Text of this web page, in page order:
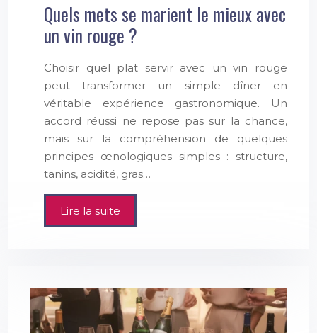
Quels mets se marient le mieux avec
un vin rouge ?
Choisir quel plat servir avec un vin rouge
peut transformer un simple dîner en
véritable expérience gastronomique. Un
accord réussi ne repose pas sur la chance,
mais sur la compréhension de quelques
principes œnologiques simples : structure,
tanins, acidité, gras…
Lire la suite